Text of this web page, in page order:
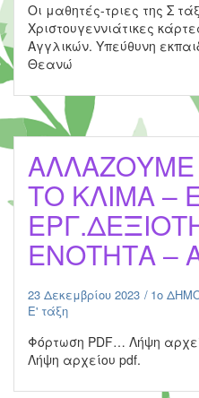
Οι μαθητές-τριες της Σ
Χριστουγεννιάτικες
Αγγλικών. Υπεύθυνη
Θεανώ
AΛΛΑΖΟΥΜΕ
ΤΟ ΚΛΙΜΑ –
ΕΝΟΤΗΤΑ –
23 Δεκεμβρίου 2023
1ο
Ε' τάξη
Φόρτωση PDF… Λήψη
Λήψη αρχείου pdf.